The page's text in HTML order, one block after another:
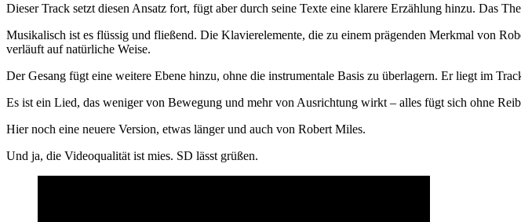
Dieser Track setzt diesen Ansatz fort, fügt aber durch seine Texte eine klarere Erzählung hinzu. Das
Musikalisch ist es flüssig und fließend. Die Klavierelemente, die zu einem prägenden Merkmal von
verläuft auf natürliche Weise.
Der Gesang fügt eine weitere Ebene hinzu, ohne die instrumentale Basis zu überlagern. Er liegt im
Es ist ein Lied, das weniger von Bewegung und mehr von Ausrichtung wirkt – alles fügt sich ohne
Hier noch eine neuere Version, etwas länger und auch von Robert Miles.
Und ja, die Videoqualität ist mies. SD lässt grüßen.